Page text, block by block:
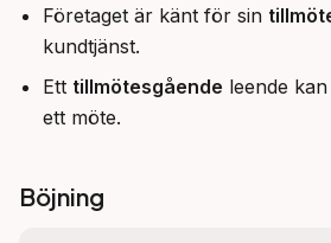
Företaget är känt för sin
kundtjänst.
Ett tillmötesgående leende
ett möte.
Böjning